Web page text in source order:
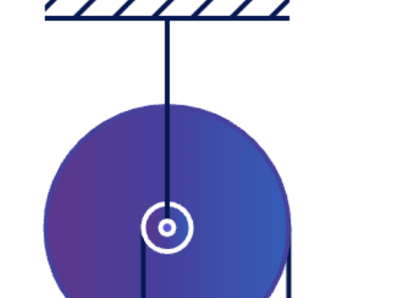
Плечо силы $T$ равно пяти
силы $F$ — двум клеткам.
Запишем правило моментов:
$T \cdot 5x = F \cdot 2x$